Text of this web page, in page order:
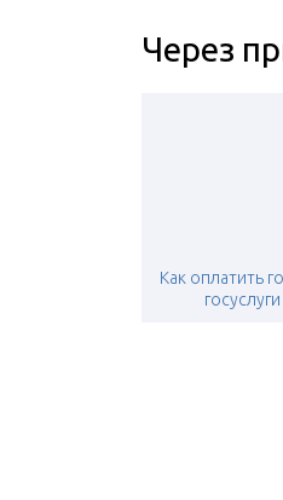
Через
Как оплатить